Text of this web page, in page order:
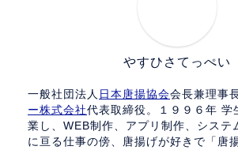
やすひさてっぺい
一般社団法人 日本唐揚協会会長兼理事長
ー株式会社代表取締役。１９９６年 学
業し、WEB制作、アプリ制作、システ
に亘る仕事の傍、唐揚げが好きで「唐